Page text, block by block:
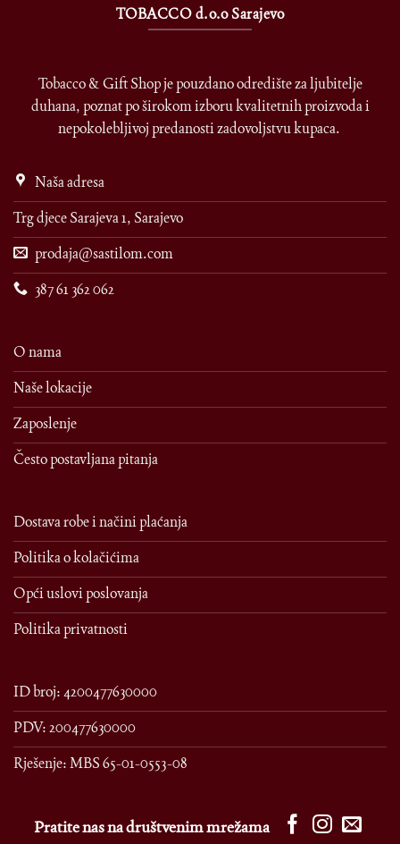
TOBACCO d.o.o Sarajevo
Tobacco & Gift Shop je pouzdano odredište za ljubitelje
duhana, poznat po širokom izboru kvalitetnih proizvoda i
nepokolebljivoj predanosti zadovoljstvu kupaca.
Naša adresa
Trg djece Sarajeva 1, Sarajevo
prodaja@sastilom.com
387 61 362 062
O nama
Naše lokacije
Zaposlenje
Često postavljana pitanja
Dostava robe i načini plaćanja
Politika o kolačićima
Opći uslovi poslovanja
Politika privatnosti
ID broj: 4200477630000
PDV: 200477630000
Rješenje: MBS 65-01-0553-08
Pratite nas na društvenim mrežama